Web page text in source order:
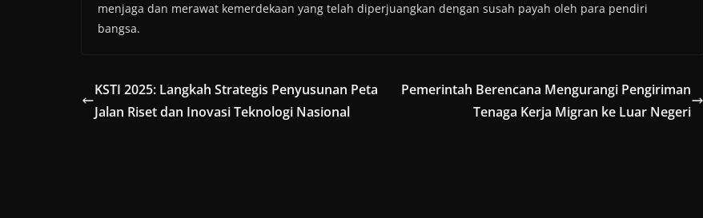
menjaga dan merawat kemerdekaan yang telah diperjuangkan dengan susah payah oleh para pendiri
bangsa.
KSTI 2025: Langkah Strategis Penyusunan Peta
Jalan Riset dan Inovasi Teknologi Nasional
Pemerintah Berencana Mengurangi Pengiriman
Tenaga Kerja Migran ke Luar Negeri